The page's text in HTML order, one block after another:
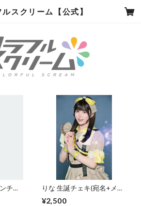
ルスクリーム【公式】
チェ
りな 生誕チェキ(宛名+メッ
セージ)
¥2,500